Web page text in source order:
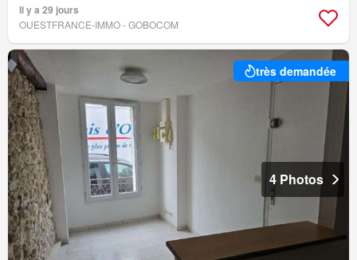
Il y a 29 jours
OUESTFRANCE-IMMO - GOBOCOM
très demandée
4 Photos